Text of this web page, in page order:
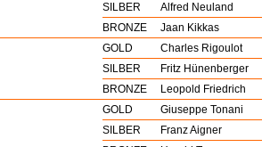
SILBER Alfred Neuland
BRONZE Jaan Kikkas
GOLD Charles Rigoulot
SILBER Fritz Hünenberger
BRONZE Leopold Friedrich
GOLD Giuseppe Tonani
SILBER Franz Aigner